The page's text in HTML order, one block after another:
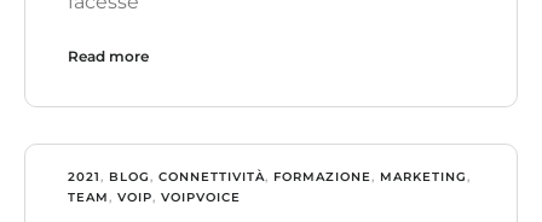
Read more
2021, BLOG, CONNETTIVITÀ, FORMAZIONE, MARKETING,
TEAM, VOIP, VOIPVOICE